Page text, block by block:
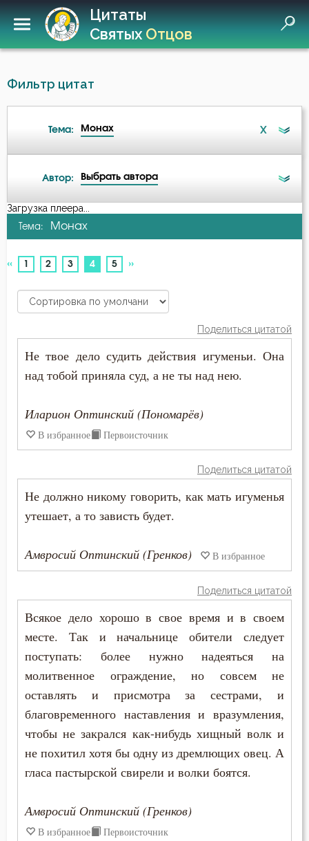
Цитаты
СвятыхОтцов
Фильтр цитат
Тема: Монах X
Ад
Ангел Хранитель
Антихрист
Бдение
Бедность
Безмолвие
Беснование
Бесы
Благодарность
Благодать
Благочестие
Автор: Выбрать автора
А-я
Амвросий Оптинский (Гренков)
Антоний Оптинский (Путилов)
Варсонофий Оптинский (Плиханков)
Василий Великий
Григорий Нисский
Ефрем Сирин
Иларион Оптинский (Пономарёв)
Иоанн Златоуст
Иоанн Лествичник
Иосиф Оптинский (Литовкин)
Исаак Сирин Ниневийский
Исидор Пелусиот
Загрузка плеера...
Тема: Монах
« 1 2 3 4(current)
5 »
Поделиться цитатой
Не твое дело судить действия игуменьи. Она
над тобой приняла суд, а не ты над нею.
Иларион Оптинский (Пономарёв)
В избранное Первоисточник
Поделиться цитатой
Не должно никому говорить, как мать игуменья
утешает, а то зависть будет.
Амвросий Оптинский (Гренков) В избранное
Поделиться цитатой
Всякое дело хорошо в свое время и в своем
месте. Так и начальнице обители следует
поступать: более нужно надеяться на
молитвенное ограждение, но совсем не
оставлять и присмотра за сестрами, и
благовременного наставления и вразумления,
чтобы не закрался как-нибудь хищный волк и
не похитил хотя бы одну из дремлющих овец. А
гласа пастырской свирели и волки боятся.
Амвросий Оптинский (Гренков)
В избранное Первоисточник